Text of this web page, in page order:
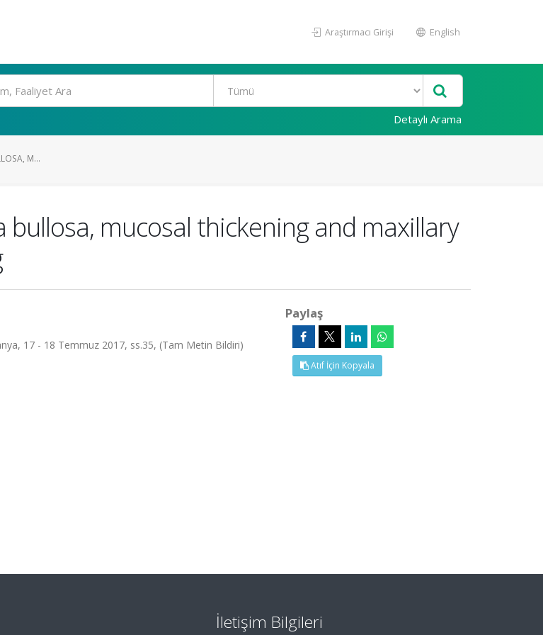
Araştırmacı Girişi English
Detaylı Arama
M...
mucosal thickening and maxillary
17 - 18 Temmuz 2017, ss.35, (Tam Metin Bildiri)
Paylaş
Atıf İçin Kopyala
İletişim Bilgileri